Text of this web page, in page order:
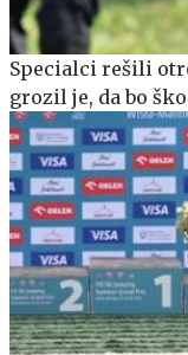
Specialci rešili
grozil je, da bo